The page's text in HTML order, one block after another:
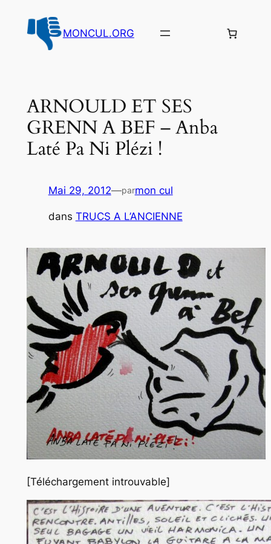
contenu
MONCUL.ORG
ARNOULD ET SES
GRENN A BEF – Anba
Laté Pa Ni Plézi !
Mai 29, 2012—parmon cul
dans TRUCS A L’ANCIENNE
[Téléchargement introuvable]